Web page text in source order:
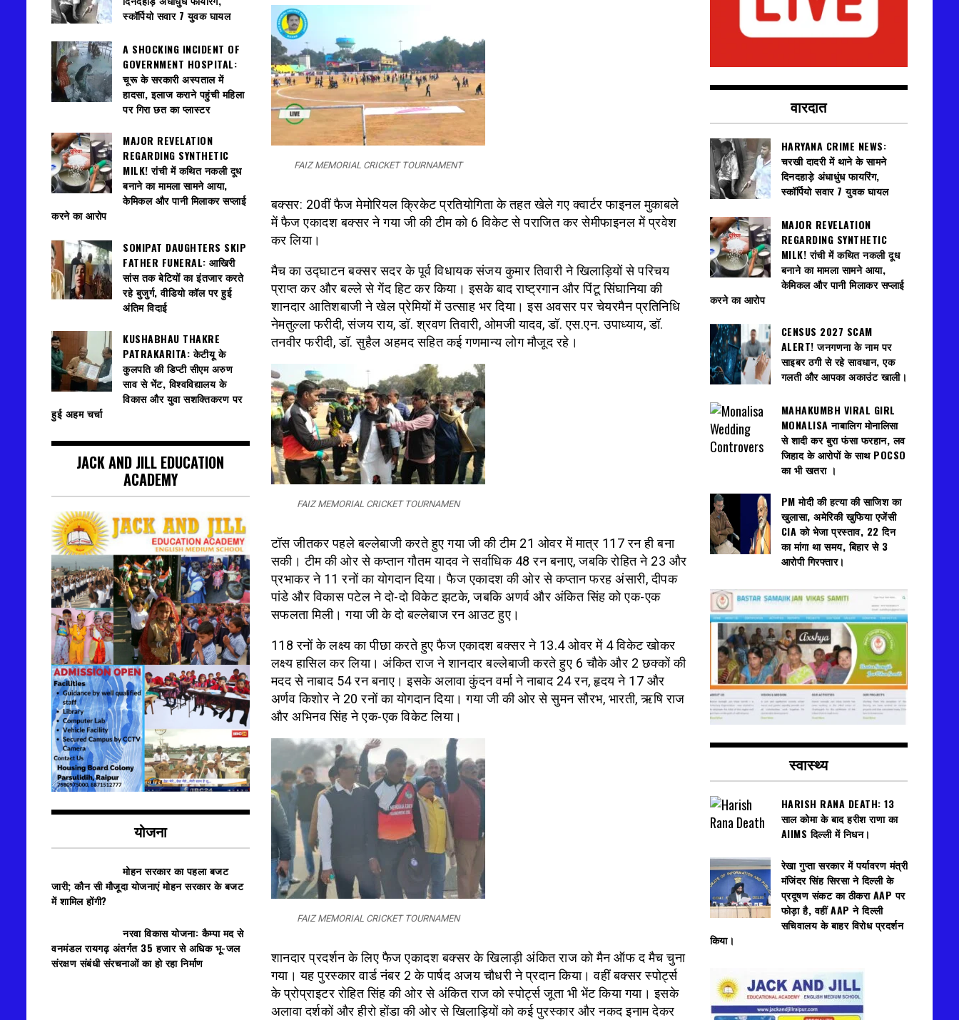
FAIZ MEMORIAL CRICKET TOURNAMENT
बक्सर: 20वीं फैज मेमोरियल क्रिकेट प्रतियोगिता के तहत खेले गए क्वार्टर फाइनल मुकाबले
में फैज एकादश बक्सर ने गया जी की टीम को 6 विकेट से पराजित कर सेमीफाइनल में प्रवेश
कर लिया।
मैच का उद्घाटन बक्सर सदर के पूर्व विधायक संजय कुमार तिवारी ने खिलाड़ियों से परिचय
प्राप्त कर और बल्ले से गेंद हिट कर किया। इसके बाद राष्ट्रगान और पिंटू सिंघानिया की
शानदार आतिशबाजी ने खेल प्रेमियों में उत्साह भर दिया। इस अवसर पर चेयरमैन प्रतिनिधि
नेमतुल्ला फरीदी, संजय राय, डॉ. श्रवण तिवारी, ओमजी यादव, डॉ. एस.एन. उपाध्याय, डॉ.
तनवीर फरीदी, डॉ. सुहैल अहमद सहित कई गणमान्य लोग मौजूद रहे।
FAIZ MEMORIAL CRICKET TOURNAMEN
टॉस जीतकर पहले बल्लेबाजी करते हुए गया जी की टीम 21 ओवर में मात्र 117 रन ही बना
सकी। टीम की ओर से कप्तान गौतम यादव ने सर्वाधिक 48 रन बनाए, जबकि रोहित ने 23 और
प्रभाकर ने 11 रनों का योगदान दिया। फैज एकादश की ओर से कप्तान फरह अंसारी, दीपक
पांडे और विकास पटेल ने दो-दो विकेट झटके, जबकि अणर्व और अंकित सिंह को एक-एक
सफलता मिली। गया जी के दो बल्लेबाज रन आउट हुए।
118 रनों के लक्ष्य का पीछा करते हुए फैज एकादश बक्सर ने 13.4 ओवर में 4 विकेट खोकर
लक्ष्य हासिल कर लिया। अंकित राज ने शानदार बल्लेबाजी करते हुए 6 चौके और 2 छक्कों की
मदद से नाबाद 54 रन बनाए। इसके अलावा कुंदन वर्मा ने नाबाद 24 रन, हृदय ने 17 और
अर्णव किशोर ने 20 रनों का योगदान दिया। गया जी की ओर से सुमन सौरभ, भारती, ऋषि राज
और अभिनव सिंह ने एक-एक विकेट लिया।
FAIZ MEMORIAL CRICKET TOURNAMEN
शानदार प्रदर्शन के लिए फैज एकादश बक्सर के खिलाड़ी अंकित राज को मैन ऑफ द मैच चुना
गया। यह पुरस्कार वार्ड नंबर 2 के पार्षद अजय चौधरी ने प्रदान किया। वहीं बक्सर स्पोर्ट्स
के प्रोप्राइटर रोहित सिंह की ओर से अंकित राज को स्पोर्ट्स जूता भी भेंट किया गया। इसके
अलावा दर्शकों और हीरो होंडा की ओर से खिलाड़ियों को कई पुरस्कार और नकद इनाम देकर
स्कॉर्पियो सवार 7 युवक घायल
A SHOCKING INCIDENT OF
GOVERNMENT HOSPITAL:
चूरू के सरकारी अस्पताल में
हादसा, इलाज कराने पहुंची महिला
पर गिरा छत का प्लास्टर
MAJOR REVELATION
REGARDING SYNTHETIC
MILK! रांची में कथित नकली दूध
बनाने का मामला सामने आया,
केमिकल और पानी मिलाकर सप्लाई
करने का आरोप
SONIPAT DAUGHTERS SKIP
FATHER FUNERAL: आखिरी
सांस तक बेटियों का इंतजार करते
रहे बुजुर्ग, वीडियो कॉल पर हुई
अंतिम विदाई
KUSHABHAU THAKRE
PATRAKARITA: केटीयू के
कुलपति की डिप्टी सीएम अरुण
साव से भेंट, विश्वविद्यालय के
विकास और युवा सशक्तिकरण पर
हुई अहम चर्चा
JACK AND JILL EDUCATION
ACADEMY
योजना
मोहन सरकार का पहला बजट
जारी; कौन सी मौजूदा योजनाएं मोहन सरकार के बजट
में शामिल होंगी?
नरवा विकास योजना: कैम्पा मद से
वनमंडल रायगढ़ अंतर्गत 35 हजार से अधिक भू-जल
संरक्षण संबंधी संरचनाओं का हो रहा निर्माण
वारदात
HARYANA CRIME NEWS:
चरखी दादरी में थाने के सामने
दिनदहाड़े अंधाधुंध फायरिंग,
स्कॉर्पियो सवार 7 युवक घायल
MAJOR REVELATION
REGARDING SYNTHETIC
MILK! रांची में कथित नकली दूध
बनाने का मामला सामने आया,
केमिकल और पानी मिलाकर सप्लाई
करने का आरोप
CENSUS 2027 SCAM
ALERT! जनगणना के नाम पर
साइबर ठगी से रहे सावधान, एक
गलती और आपका अकाउंट खाली।
MAHAKUMBH VIRAL GIRL
MONALISA नाबालिग मोनालिसा
से शादी कर बुरा फंसा फरहान, लव
जिहाद के आरोपों के साथ POCSO
का भी खतरा ।
PM मोदी की हत्या की साजिश का
खुलासा, अमेरिकी खुफिया एजेंसी
CIA को भेजा प्रस्ताव, 22 दिन
का मांगा था समय, बिहार से 3
आरोपी गिरफ्तार।
स्वास्थ्य
HARISH RANA DEATH: 13
साल कोमा के बाद हरीश राणा का
AIIMS दिल्ली में निधन।
रेखा गुप्ता सरकार में पर्यावरण मंत्री
मंजिंदर सिंह सिरसा ने दिल्ली के
प्रदूषण संकट का ठीकरा AAP पर
फोड़ा है, वहीं AAP ने दिल्ली
सचिवालय के बाहर विरोध प्रदर्शन
किया।